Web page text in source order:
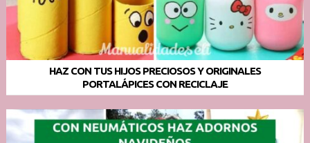
HAZ CON TUS HIJOS PRECIOSOS Y ORIGINALES
PORTALÁPICES CON RECICLAJE